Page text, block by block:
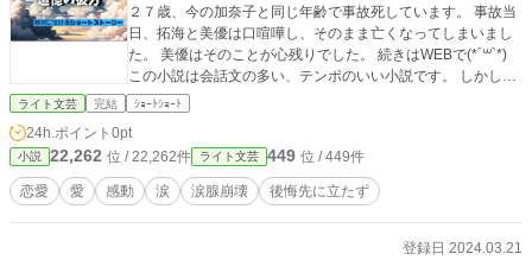
２７歳、今の加奈子と同じ年齢で事故死しています。 事故当
日、拓海と美優は口喧嘩し、そのまま亡くなってしまいまし
た。 美優はそのことが心残りでした。 続きはWEBで(*´꒳`*)
この小説は会話文の多い、テンポのいい小説です。 しかし、
クライマックスですべてが明かされ、読者を号泣させます。
ライト文芸 完結 ｼｮｰﾄｼｮｰﾄ
24h.ポイント 0pt
小説 22,262 位 / 22,262件 ライト文芸 449 位 / 449件
恋愛 愛 感動 涙 涙腺崩壊 後悔先に立たず
登録日 2024.03.21